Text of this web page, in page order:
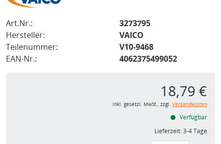
Art.Nr.:
3273795
Hersteller:
VAICO
Teilenummer:
V10-9468
EAN-Nr.:
4062375499052
18,79 €
inkl. gesetzl. MwSt., zzgl. Versandkosten
Verfügbar
Lieferzeit:3-4 Tage